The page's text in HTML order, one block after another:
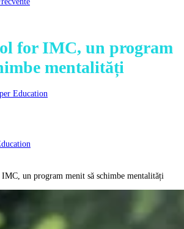
for IMC, un program
mentalități
Education
un program menit să schimbe mentalități